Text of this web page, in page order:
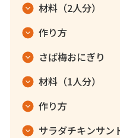
材料（2人分）
作り方
さば梅おにぎり
材料（1人分）
作り方
サラダチキンサン